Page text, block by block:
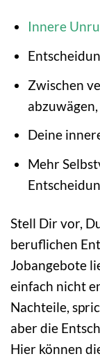
Innere
Zwischen
Deine
Mehr
Stell Dir vor,
beruflichen
Jobangebote
einfach nicht
Nachteile,
aber die
Hier können